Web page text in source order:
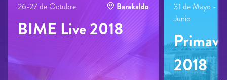
26-27 de Octubre Barakaldo
BIME Live 2018
31 de Mayo - 2
Junio
2018